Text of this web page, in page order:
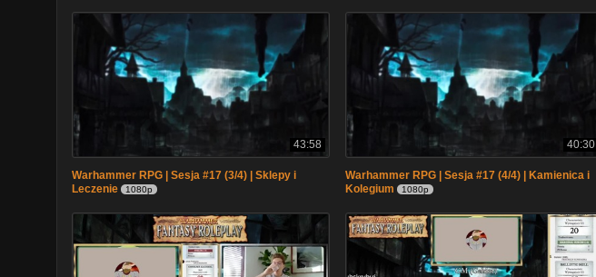
43:58
Warhammer RPG | Sesja #17 (3/4) | Sklepy i
Leczenie
1080p
40:30
Warhammer RPG | Sesja #17 (4/4) | Kamienica i
Kolegium
1080p